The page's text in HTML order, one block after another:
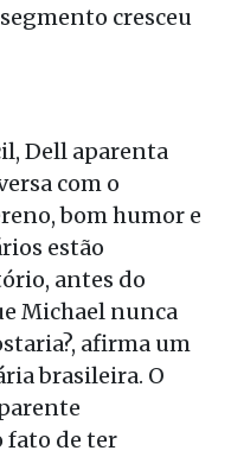
cresceu
Dell aparenta
com o
bom humor e
estão
antes do
Michael nunca
afirma um
brasileira. O
fato de ter